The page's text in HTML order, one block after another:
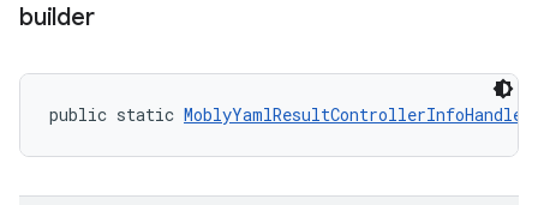
builder
public static